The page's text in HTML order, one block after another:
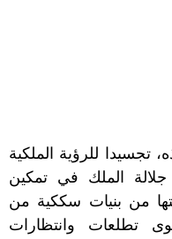
تجسيدا للرؤية الملكية
الملك في تمكين
من بنيات سككية من
تطلعات وانتظارات